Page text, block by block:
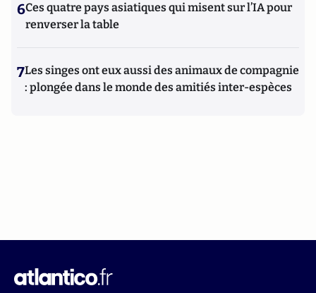
6Ces quatre pays asiatiques qui misent sur l’IA pour
renverser la table
7Les singes ont eux aussi des animaux de compagnie
: plongée dans le monde des amitiés inter-espèces